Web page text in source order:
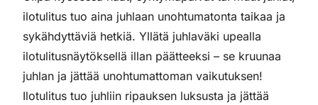
ilotulitus tuo aina juhlaan unohtumatonta taikaa ja
sykähdyttäviä hetkiä. Yllätä juhlaväki upealla
ilotulitusnäytöksellä illan päätteeksi – se kruunaa
juhlan ja jättää unohtumattoman vaikutuksen!
Ilotulitus tuo juhliin ripauksen luksusta ja jättää